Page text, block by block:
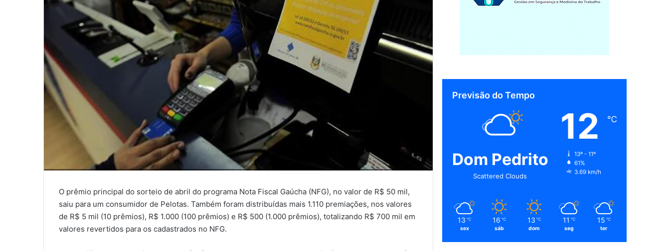
O prêmio principal do sorteio de abril do programa Nota Fiscal Gaúcha (NFG), no valor de R$ 50 mil,
saiu para um consumidor de Pelotas. Também foram distribuídas mais 1.110 premiações, nos valores
de R$ 5 mil (10 prêmios), R$ 1.000 (100 prêmios) e R$ 500 (1.000 prêmios), totalizando R$ 700 mil em
valores revertidos para os cadastrados no NFG.
Previsão do Tempo
Dom Pedrito
Scattered Clouds
12 ℃
13º - 11º
61%
3.69 km/h
13 ℃
sex
16 ℃
sáb
13 ℃
dom
11 ℃
seg
15 ℃
ter